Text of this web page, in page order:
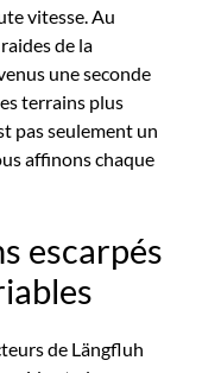
vitesse. Au
de la
une seconde
terrains plus
pas seulement un
affinons chaque
escarpés
de Längfluh